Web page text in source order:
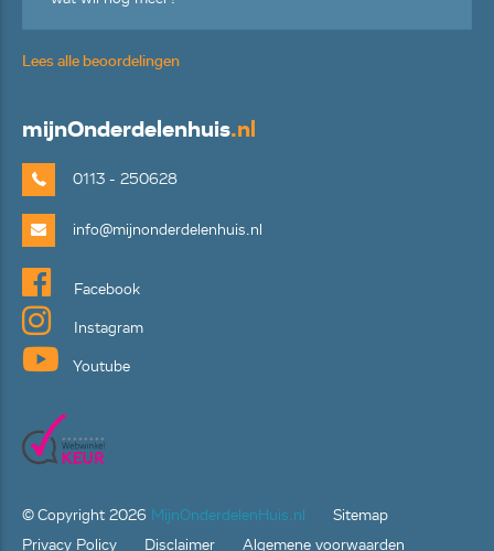
Lees alle beoordelingen
mijnOnderdelenhuis.nl
0113 - 250628
info@mijnonderdelenhuis.nl
Facebook
Instagram
Youtube
© Copyright 2026 MijnOnderdelenHuis.nl
Sitemap
Privacy Policy
Disclaimer Algemene voorwaarden